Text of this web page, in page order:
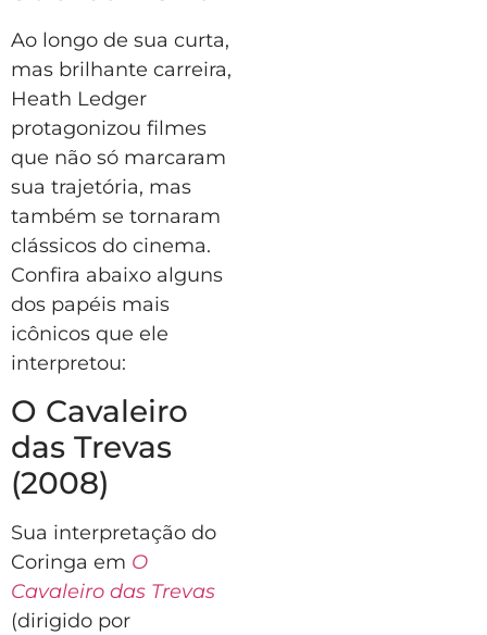
Ao longo de sua curta,
mas brilhante carreira,
Heath Ledger
protagonizou filmes
que não só marcaram
sua trajetória, mas
também se tornaram
clássicos do cinema.
Confira abaixo alguns
dos papéis mais
icônicos que ele
interpretou:
O Cavaleiro
das Trevas
(2008)
Sua interpretação do
Coringa em O
Cavaleiro das Trevas
(dirigido por